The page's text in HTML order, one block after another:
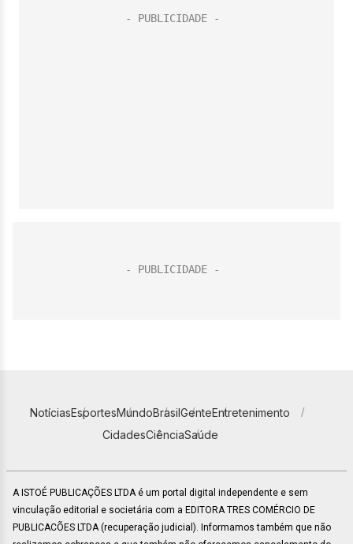
NotíciasEsportesMundoBrasilGenteEntretenimento
CidadesCiênciaSaúde
A ISTOÉ PUBLICAÇÕES LTDA é um portal digital independente e sem
vinculação editorial e societária com a EDITORA TRES COMÉRCIO DE
PUBLICACÕES LTDA (recuperação judicial). Informamos também que não